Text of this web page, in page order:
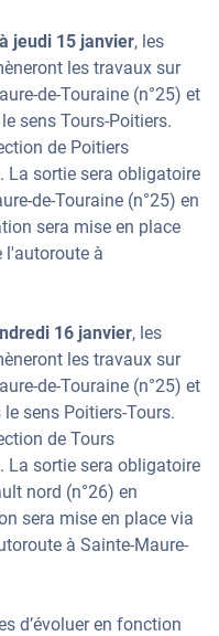
jeudi 15 janvier, les
les travaux sur
de-Touraine (n°25) et
sens Tours-Poitiers.
de Poitiers
La sortie sera obligatoire
de-Touraine (n°25) en
sera mise en place
l'autoroute à
16 janvier, les
les travaux sur
de-Touraine (n°25) et
sens Poitiers-Tours.
de Tours
La sortie sera obligatoire
nord (n°26) en
sera mise en place via
à Sainte-Maure-
d’évoluer en fonction